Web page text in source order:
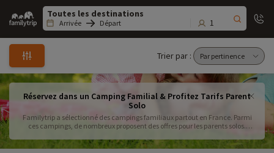
Family
trip
Arrivée Départ 1
Trier par :
Réservez dans un Camping Familial & Profitez Tarifs Parent
Solo
Familytrip a sélectionné des campings familiaux partout en France. Parmi
ces campings, de nombreux proposent des offres pour les parents solos.
nos filtres de recherche : piscine, clubs enfants, restauration sur place...